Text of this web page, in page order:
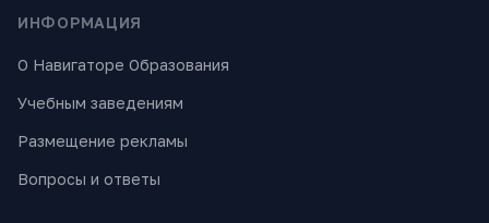
ИНФОРМАЦИЯ
О Навигаторе Образования
Учебным заведениям
Размещение рекламы
Вопросы и ответы